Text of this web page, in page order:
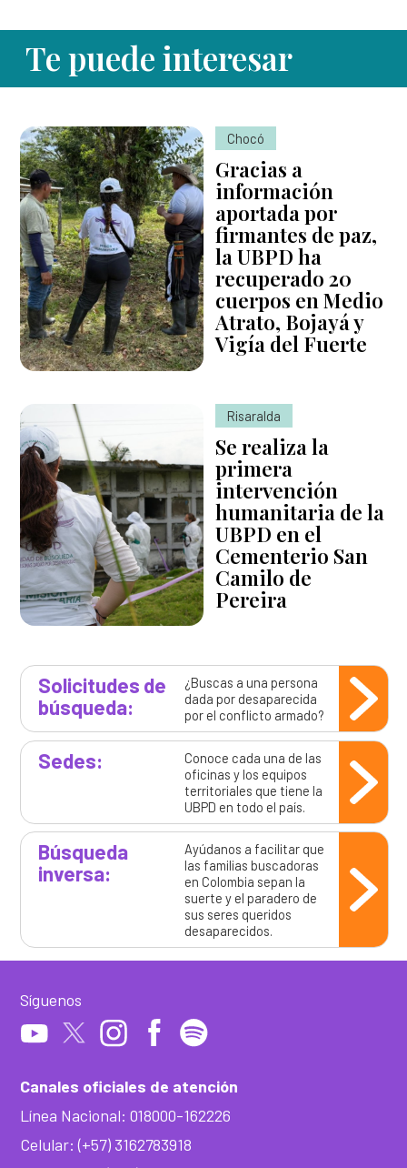
Te puede interesar
Chocó
Gracias a
información
aportada por
firmantes de paz,
la UBPD ha
recuperado 20
cuerpos en Medio
Atrato, Bojayá y
Vigía del Fuerte
Risaralda
Se realiza la
primera
intervención
humanitaria de la
UBPD en el
Cementerio San
Camilo de
Pereira
Solicitudes de
búsqueda:
¿Buscas a una persona
dada por desaparecida
por el conflicto armado?
Sedes:
Conoce cada una de las
oficinas y los equipos
territoriales que tiene la
UBPD en todo el país.
Búsqueda
inversa:
Ayúdanos a facilitar que
las familias buscadoras
en Colombia sepan la
suerte y el paradero de
sus seres queridos
desaparecidos.
Canales oficiales de atención
Línea Nacional: 018000-162226
Celular: (+57) 3162783918
Síguenos